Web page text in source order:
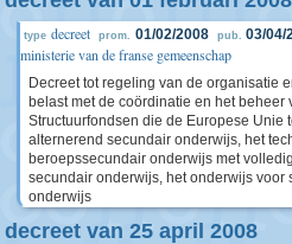
type decreet prom. 01/02/2008 pub. 03/04/
ministerie van de franse gemeenschap
Decreet tot regeling van de organisatie
belast met de coördinatie en het beheer
Structuurfondsen die de Europese Unie
alternerend secundair onderwijs, het
beroepssecundair onderwijs met
secundair onderwijs, het onderwijs voor
onderwijs
decreet van 25 april 2008